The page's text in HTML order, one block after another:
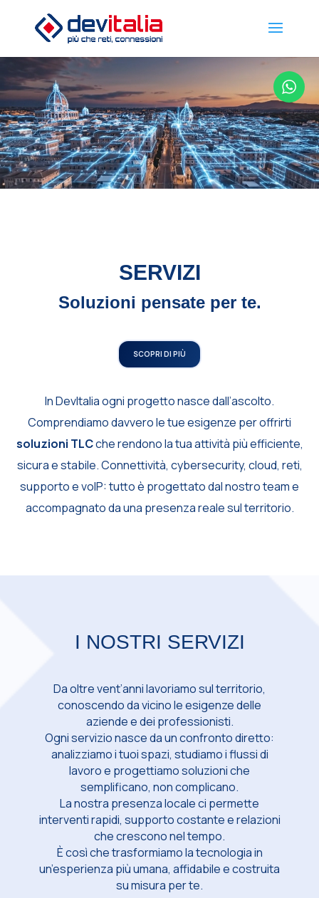
SERVIZI
Soluzioni pensate per te.
SCOPRI DI PIÙ
In DevItalia ogni progetto nasce dall’ascolto.
Comprendiamo davvero le tue esigenze per offrirti
soluzioni TLCche rendono la tua attività più efficiente,
sicura e stabile.Connettività, cybersecurity, cloud, reti,
supporto e voIP: tutto è progettato dal nostro team e
accompagnato da una presenza reale sul territorio.
I NOSTRI SERVIZI
Da oltre vent’anni lavoriamo sul territorio,
conoscendo da vicino le esigenze delle
aziende e dei professionisti.
Ogni servizio nasce da un confronto diretto:
analizziamo i tuoi spazi, studiamo i flussi di
lavoro e progettiamo soluzioni che
semplificano, non complicano.
La nostra presenza locale ci permette
interventi rapidi, supporto costante e relazioni
che crescono nel tempo.
È così che trasformiamo la tecnologia in
un’esperienza più umana, affidabile e costruita
su misura per te.